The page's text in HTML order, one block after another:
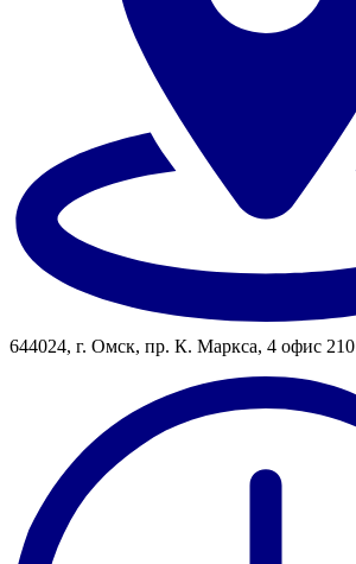
644024, г. Омск, пр. К. Маркса, 4 офис 210